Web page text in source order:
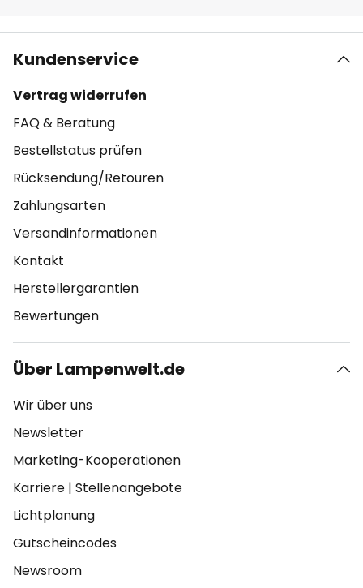
Kundenservice
Vertrag widerrufen
FAQ & Beratung
Bestellstatus prüfen
Rücksendung/Retouren
Zahlungsarten
Versandinformationen
Kontakt
Herstellergarantien
Bewertungen
Über Lampenwelt.de
Wir über uns
Newsletter
Marketing-Kooperationen
Karriere | Stellenangebote
Lichtplanung
Gutscheincodes
Newsroom